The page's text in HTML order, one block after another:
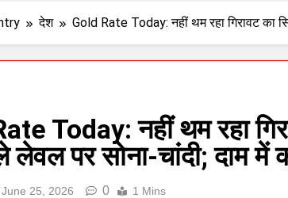
देश Gold Rate Today: नहीं थम रहा ग‍िरावट का
Today: नहीं थम रहा
पर सोना-चांदी; दाम में
June 25, 2026 0 1 Mins